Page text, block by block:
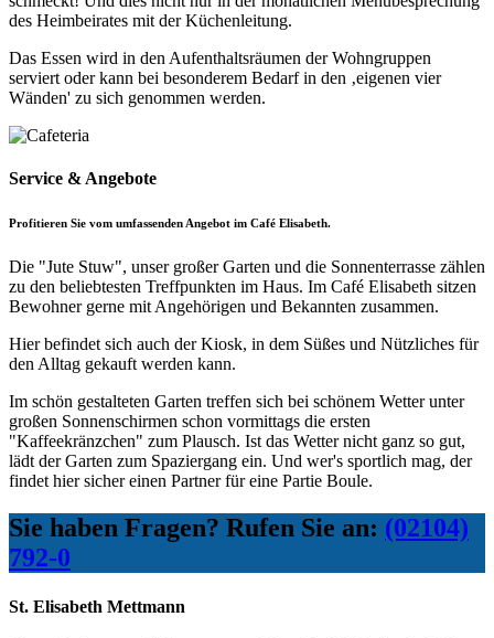
des Heimbeirates mit der Küchenleitung.
Das Essen wird in den Aufenthaltsräumen der Wohngruppen
serviert oder kann bei besonderem Bedarf in den ‚eigenen vier
Wänden' zu sich genommen werden.
Service & Angebote
Profitieren Sie vom umfassenden Angebot im Café Elisabeth.
Die "Jute Stuw", unser großer Garten und die Sonnenterrasse zählen
zu den beliebtesten Treffpunkten im Haus. Im Café Elisabeth sitzen
Bewohner gerne mit Angehörigen und Bekannten zusammen.
Hier befindet sich auch der Kiosk, in dem Süßes und Nützliches für
den Alltag gekauft werden kann.
Im schön gestalteten Garten treffen sich bei schönem Wetter unter
großen Sonnenschirmen schon vormittags die ersten
"Kaffeekränzchen" zum Plausch. Ist das Wetter nicht ganz so gut,
lädt der Garten zum Spaziergang ein. Und wer's sportlich mag, der
findet hier sicher einen Partner für eine Partie Boule.
Sie haben Fragen? Rufen Sie an: (02104)
792-0
St. Elisabeth Mettmann